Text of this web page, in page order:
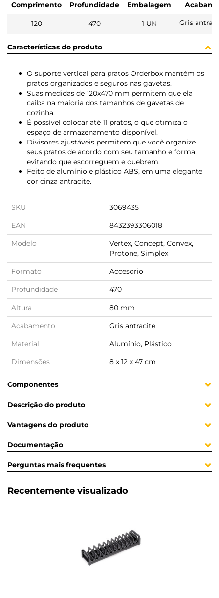
Comprimento Profundidade Embalagem
120 470 1 UN Gris
Características do produto
O suporte vertical para pratos Orderbox mantém os
pratos organizados e seguros nas gavetas.
Suas medidas de 120x470 mm permitem que ela
caiba na maioria dos tamanhos de gavetas de
cozinha.
É possível colocar até 11 pratos, o que otimiza o
espaço de armazenamento disponível.
Divisores ajustáveis ​​permitem que você organize
seus pratos de acordo com seu tamanho e forma,
evitando que escorreguem e quebrem.
Feito de alumínio e plástico ABS, em uma elegante
cor cinza antracite.
SKU 3069435
EAN 8432393306018
Modelo
Vertex, Concept, Convex,
Protone, Simplex
Formato Accesorio
Profundidade 470
Altura 80 mm
Acabamento Gris antracite
Material Alumínio, Plástico
Dimensões 8 x 12 x 47 cm
Componentes
Descrição do produto
Vantagens do produto
Documentação
Perguntas mais frequentes
Recentemente visualizado